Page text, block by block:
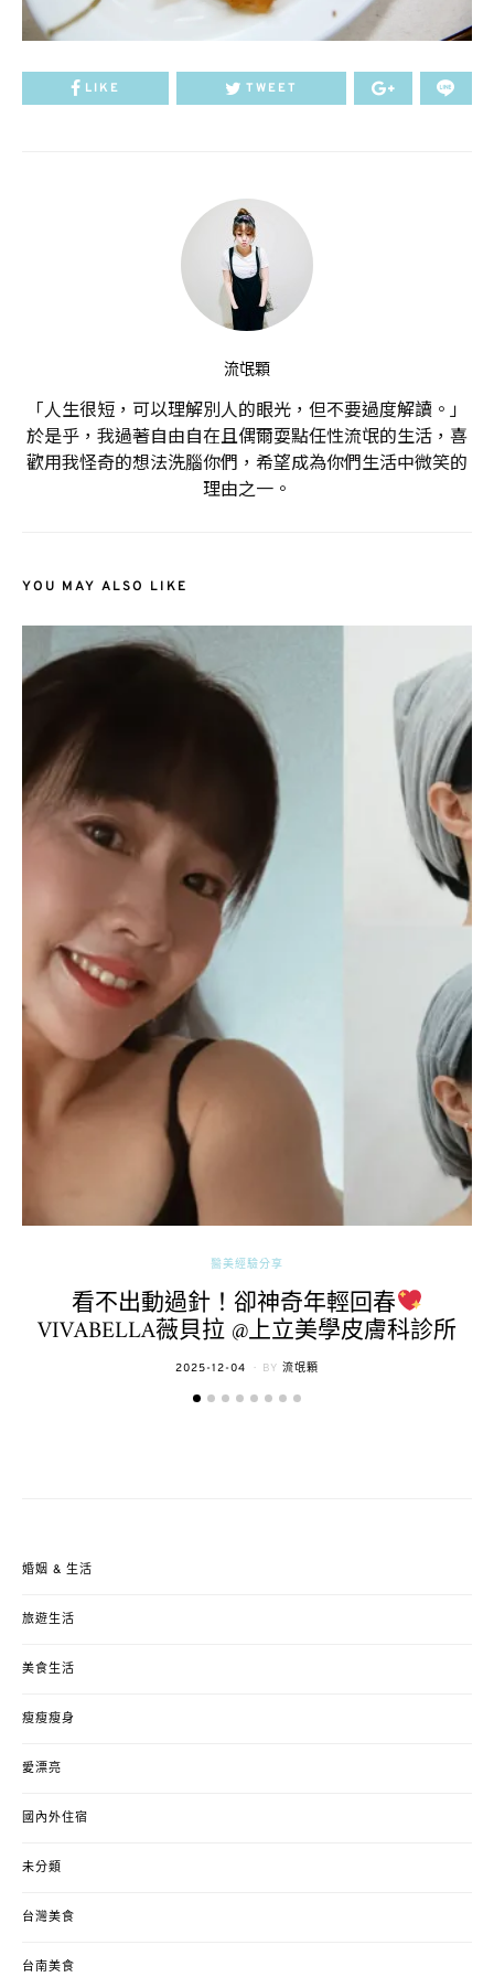
LIKE TWEET
流氓顆
「人生很短，可以理解別人的眼光，但不要過度解讀。」
於是乎，我過著自由自在且偶爾耍點任性流氓的生活，喜
歡用我怪奇的想法洗腦你們，希望成為你們生活中微笑的
理由之一。
YOU MAY ALSO LIKE
醫美經驗分享
看不出動過針！卻神奇年輕回春
VIVABELLA薇貝拉 @上立美學皮膚科診所
POSTED
2025-12-04 BY 流氓顆
婚姻 & 生活
旅遊生活
美食生活
瘦瘦瘦身
愛漂亮
國內外住宿
未分類
台灣美食
台南美食